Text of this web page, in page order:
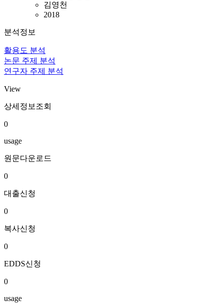
김영천
2018
분석정보
활용도 분석
논문 주제 분석
연구자 주제 분석
View
상세정보조회
0
usage
원문다운로드
0
대출신청
0
복사신청
0
EDDS신청
0
usage